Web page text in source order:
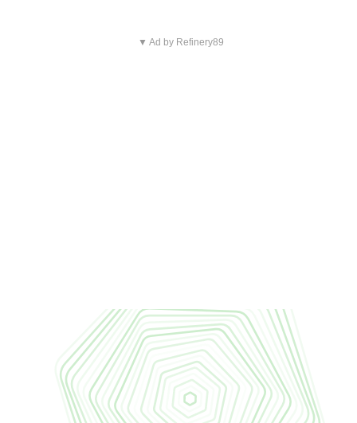
▼ Ad by Refinery89